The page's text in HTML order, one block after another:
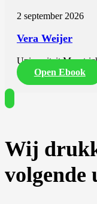
2 september 2026
Vera Weijer
Universiteit
Open Ebook
Wij
volgende